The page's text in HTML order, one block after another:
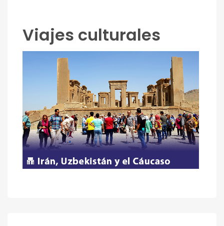
Viajes culturales